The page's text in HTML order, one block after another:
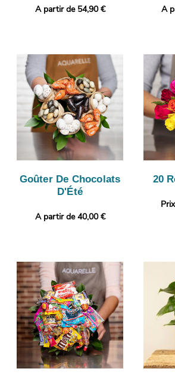
A partir de 54,90 € A
Goûter De Chocolats
D'Été
A partir de 40,00 €
20